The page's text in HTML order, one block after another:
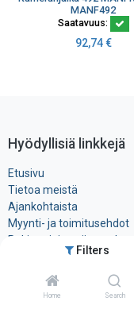
Filters
Home Search
MANF492
Saatavuus:
92,74€
Hyödyllisiä linkkejä
Etusivu
Tietoa meistä
Ajankohtaista
Myynti- ja toimitusehdot
Rekisteri- ja ​evästeseloste
Ota yhteyttä